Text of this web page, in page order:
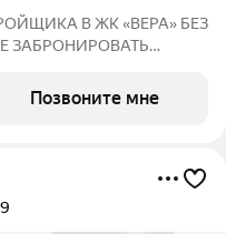
В ЖК «ВЕРА» БЕЗ
ПО СЕМЕЙНОЙ
Саранск,
Позвоните мне